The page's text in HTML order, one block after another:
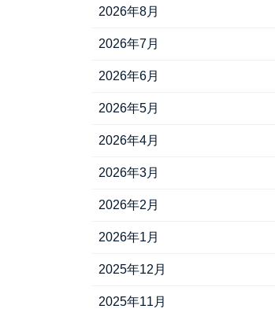
2026年8月
2026年7月
2026年6月
2026年5月
2026年4月
2026年3月
2026年2月
2026年1月
2025年12月
2025年11月